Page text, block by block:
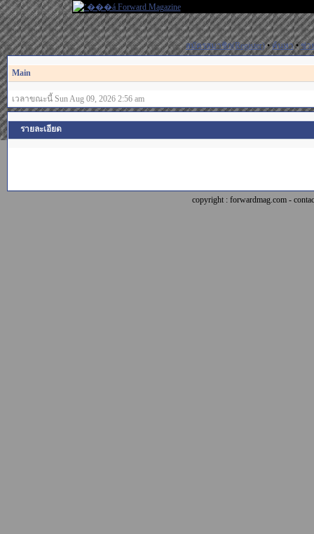
สมัครสมาชิก(Register)•ค้นหา•ช่ว
Main
เวลาขณะนี้ Sun Aug 09, 2026 2:56 am
รายละเอียด
copyright : forwardmag.com -